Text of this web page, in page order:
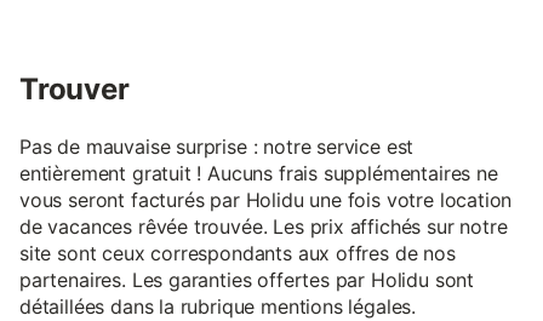
Trouver
Pas de mauvaise surprise : notre service est
entièrement gratuit ! Aucuns frais supplémentaires ne
vous seront facturés par Holidu une fois votre location
de vacances rêvée trouvée. Les prix affichés sur notre
site sont ceux correspondants aux offres de nos
partenaires. Les garanties offertes par Holidu sont
détaillées dans la rubrique mentions légales.